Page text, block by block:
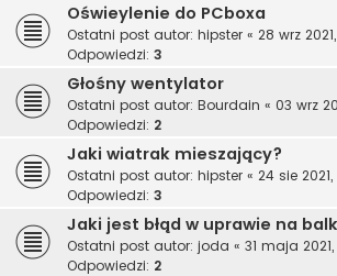
Oświeylenie do PCboxa
Ostatni post autor: hipster « 28 wrz 2021,
Odpowiedzi: 3
Głośny wentylator
Ostatni post autor: Bourdain « 03 wrz
Odpowiedzi: 2
Jaki wiatrak mieszający?
Ostatni post autor: hipster « 24 sie 2021,
Odpowiedzi: 3
Jaki jest błąd w uprawie na
Ostatni post autor: joda « 31 maja 2021,
Odpowiedzi: 2